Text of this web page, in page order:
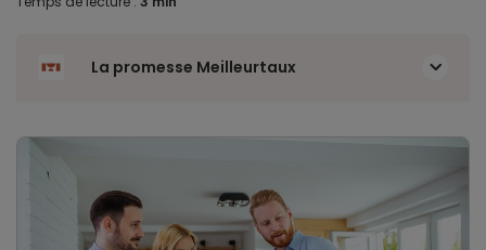
La promesse Meilleurtaux